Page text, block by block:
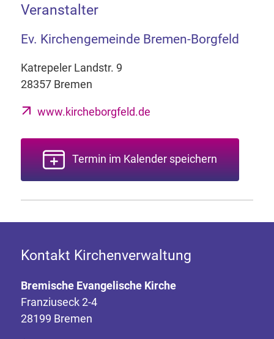
Veranstalter
Ev. Kirchengemeinde Bremen-Borgfeld
Katrepeler Landstr. 9
28357 Bremen
www.kircheborgfeld.de
Termin im Kalender speichern
Kontakt Kirchenverwaltung
Bremische Evangelische Kirche
Franziuseck 2-4
28199 Bremen